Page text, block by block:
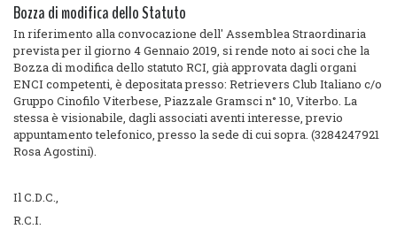
Bozza di modifica dello Statuto
In riferimento alla convocazione dell' Assemblea Straordinaria
prevista per il giorno 4 Gennaio 2019, si rende noto ai soci che la
Bozza di modifica dello statuto RCI, già approvata dagli organi
ENCI competenti, è depositata presso: Retrievers Club Italiano c/o
Gruppo Cinofilo Viterbese, Piazzale Gramsci n° 10, Viterbo. La
stessa è visionabile, dagli associati aventi interesse, previo
appuntamento telefonico, presso la sede di cui sopra. (3284247921
Rosa Agostini).
Il C.D.C.,
R.C.I.